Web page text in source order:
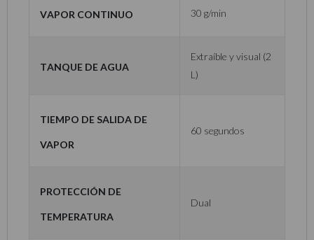
Vapor continuo 30 g/min
Tanque de agua
Extraíble y visual (2
L)
Tiempo de salida de
vapor
60 segundos
Protección de
temperatura
Dual